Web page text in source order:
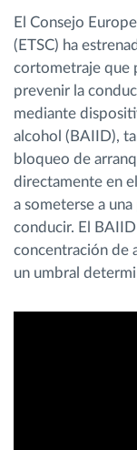
¿Cómo
actividad de su
Calculadora
El Consejo
(ETSC) ha
cortometraje que
prevenir la
mediante
alcohol (BAIID),
bloqueo de
directamente en
a someterse a
conducir. El
concentración de
un umbral